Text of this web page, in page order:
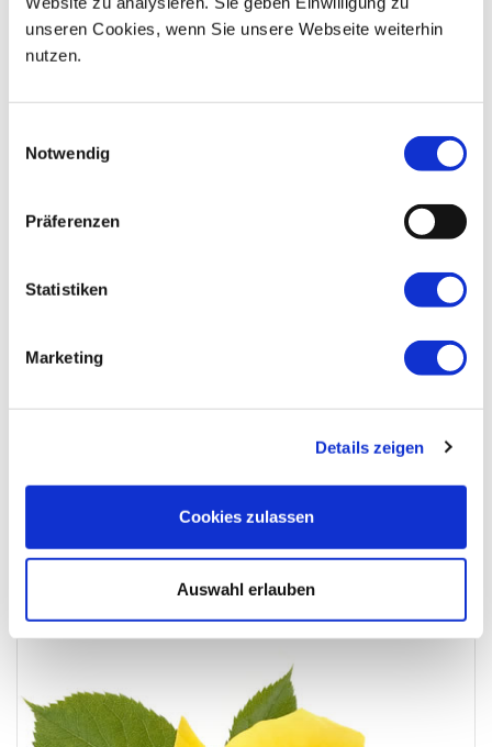
unseren Cookies, wenn Sie unsere Webseite weiterhin
nutzen.
Notwendig
Präferenzen
Statistiken
Marketing
Details zeigen
Cookies zulassen
Auswahl erlauben
In lieber Erinnerung Maria und Viktor